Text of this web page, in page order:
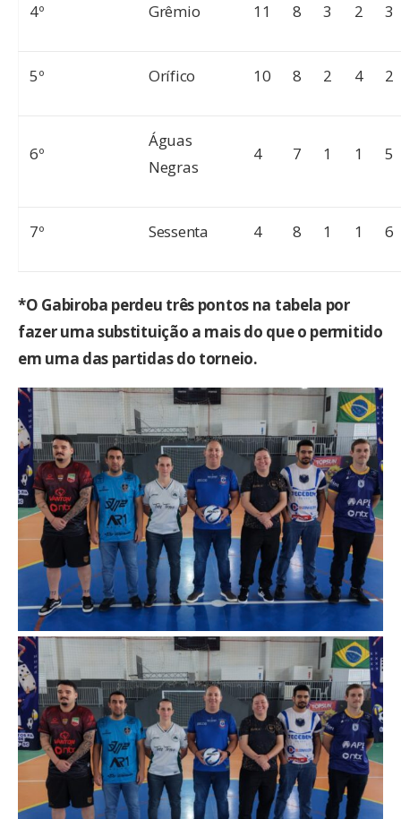
4º Grêmio 11 8 3 2 3
5º Orífico 10 8 2 4 2
6º
Águas
Negras
4 7 1 1 5
7º Sessenta 4 8 1 1 6
*O Gabiroba perdeu três pontos na tabela por
fazer uma substituição a mais do que o permitido
em uma das partidas do torneio.